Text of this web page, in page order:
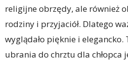
religijne obrzędy, ale również
rodziny i przyjaciół. Dlatego
wyglądało pięknie i
ubrania do chrztu dla chłopca